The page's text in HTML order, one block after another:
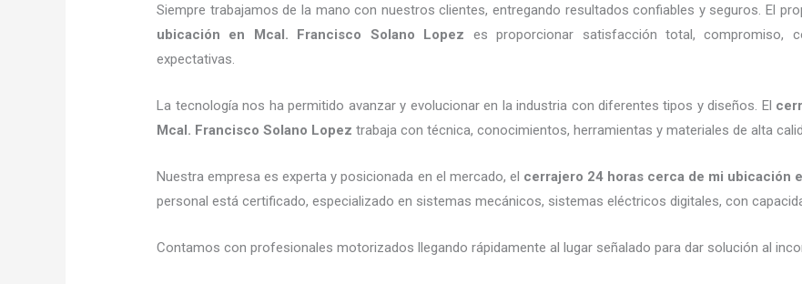
Siempre trabajamos de la mano con nuestros clientes, entregando resultados confiables y seguros. El
ubicación en Mcal. Francisco Solano Lopez es proporcionar satisfacción total, compromiso,
expectativas.
La tecnología nos ha permitido avanzar y evolucionar en la industria con diferentes tipos y diseños. El
Mcal. Francisco Solano Lopez trabaja con técnica, conocimientos, herramientas y materiales de alta
Nuestra empresa es experta y posicionada en el mercado, el cerrajero 24 horas cerca de mi ubicación
personal está certificado, especializado en sistemas mecánicos, sistemas eléctricos digitales, con
Contamos con profesionales motorizados llegando rápidamente al lugar señalado para dar solución al